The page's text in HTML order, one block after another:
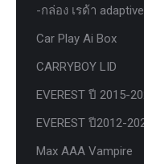
-กล่อง เรด้า
Car Play Ai Box
CARRYBOY LID
EVEREST ปี 2015-
EVEREST ปี2012-
Max AAA Vampire